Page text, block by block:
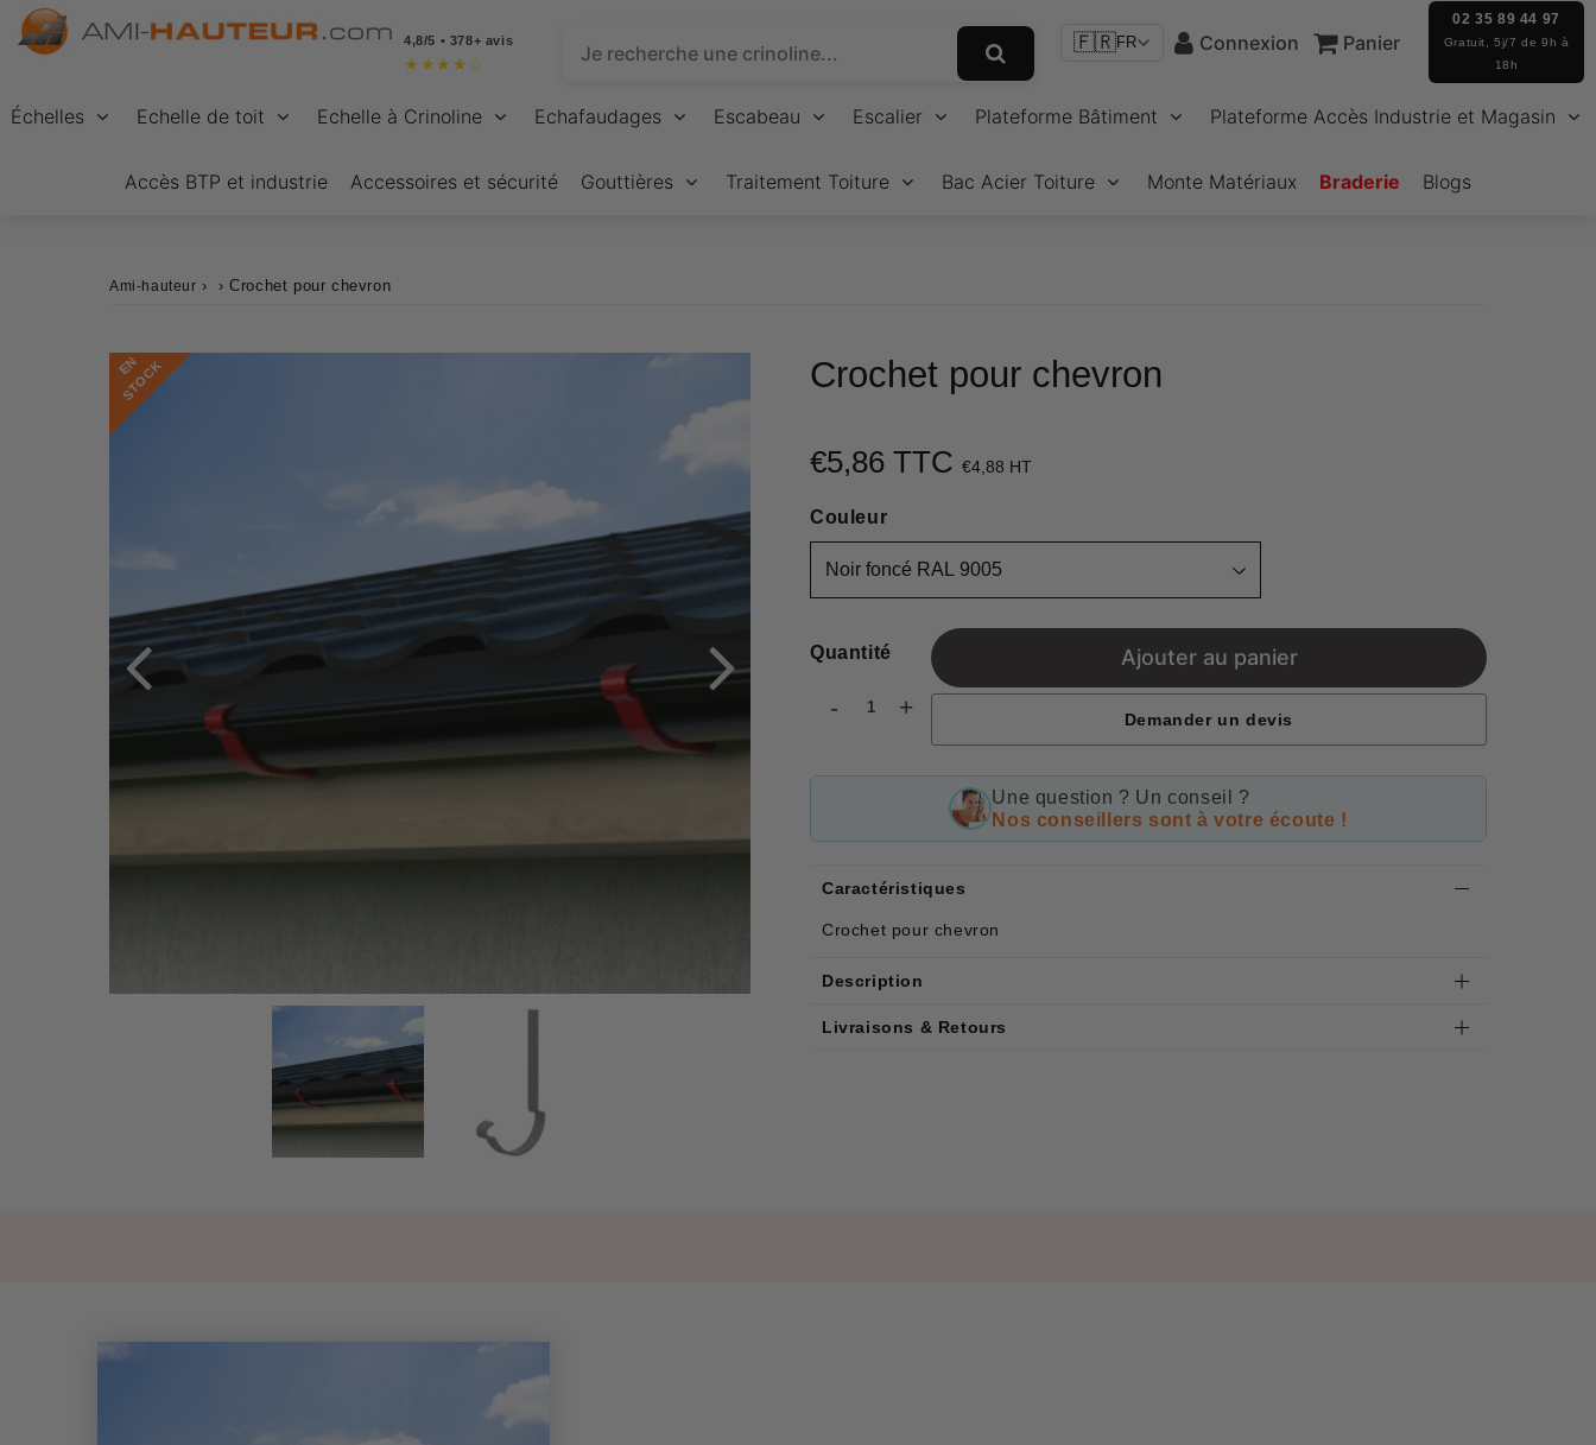
4,8/5 • 378+ avis
★ ★ ★ ★ ☆
🇫🇷FR Connexion Panier
02 35 89 44 97
Gratuit, 5j/7 de 9h à
18h
Échelles Echelle de toit Echelle à Crinoline Echafaudages Escabeau Escalier Plateforme Bâtiment Plateforme Accès Industrie et Magasin
Accès BTP et industrie Accessoires et sécurité Gouttières Traitement Toiture Bac Acier Toiture Monte Matériaux Braderie Blogs
Ami-hauteur › › Crochet pour chevron
E
N
S
T
O
C
K Crochet pour chevron
€5,86 TTC €4,88 HT
Couleur
Quantité
- +
Ajouter au panier
Demander un devis
Une question ? Un conseil ?
Nos conseillers sont à votre écoute !
Caractéristiques
Crochet pour chevron
Description
Livraisons & Retours